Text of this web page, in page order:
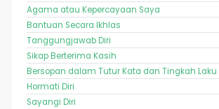
Agama atau Kepercayaan Saya
Bantuan Secara Ikhlas
Tanggungjawab Diri
Sikap Berterima Kasih
Bersopan dalam Tutur Kata dan Tingkah Laku
Hormati Diri
Sayangi Diri